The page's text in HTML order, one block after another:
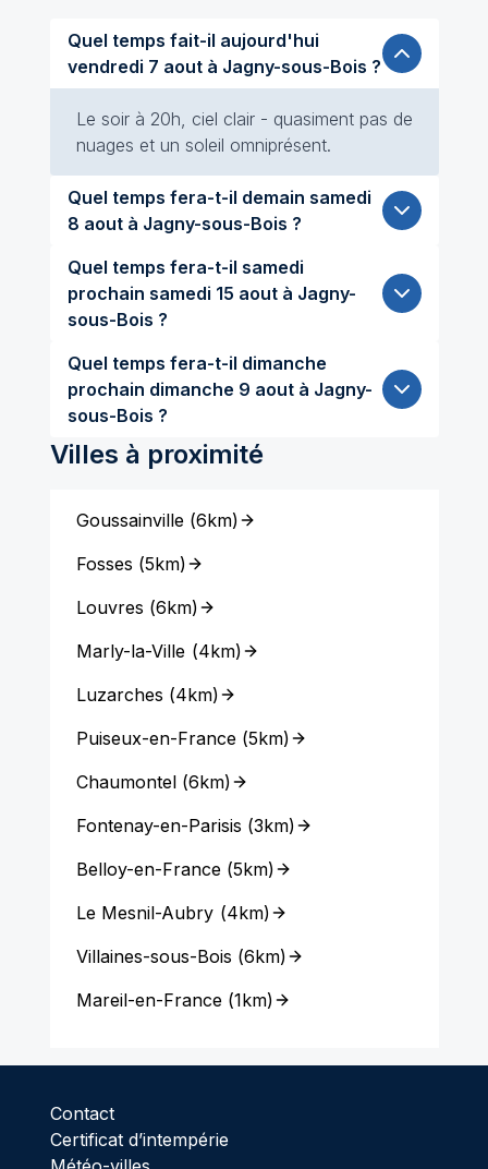
Quel temps fait-il aujourd'hui
vendredi 7 aout à Jagny-sous-Bois ?
Le soir à 20h, ciel clair - quasiment pas de
nuages et un soleil omniprésent.
Quel temps fera-t-il demain samedi
8 aout à Jagny-sous-Bois ?
Quel temps fera-t-il samedi
prochain samedi 15 aout à Jagny-
sous-Bois ?
Quel temps fera-t-il dimanche
prochain dimanche 9 aout à Jagny-
sous-Bois ?
Villes à proximité
Goussainville(6km)
Fosses (5km)
Louvres (6km)
Marly-la-Ville (4km)
Luzarches (4km)
Puiseux-en-France(5km)
Chaumontel(6km)
Fontenay-en-Parisis (3km)
Belloy-en-France(5km)
Le Mesnil-Aubry (4km)
Villaines-sous-Bois (6km)
Mareil-en-France(1km)
Contact
Certificat d’intempérie